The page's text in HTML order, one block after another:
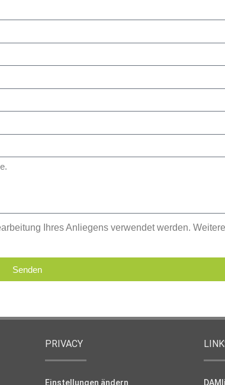
Ihres Anliegens verwendet werden.
Senden
PRIVACY
Einstellungen ändern